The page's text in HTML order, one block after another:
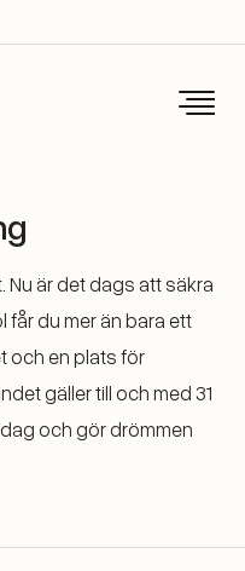
är det dags att säkra
du mer än bara ett
och en plats för
gäller till och med 31
och gör drömmen